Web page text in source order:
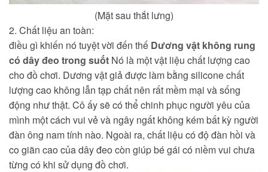
(Mặt sau thắt lưng)
2. Chất liệu an toàn:
điều gì khiến nó tuyệt vời đến thế Dương vật không rung
có dây đeo trong suốt Nó là một vật liệu chất lượng cao
cho đồ chơi. Dương vật giả được làm bằng silicone chất
lượng cao không lẫn tạp chất nên rất mềm mại và sống
động như thật. Cô ấy sẽ có thể chinh phục người yêu của
mình một cách vui vẻ và ngây ngất không kém bất kỳ người
đàn ông nam tính nào. Ngoài ra, chất liệu có độ đàn hồi và
co giãn cao của dây đeo còn giúp bé gái có niềm vui chưa
từng có khi sử dụng đồ chơi.